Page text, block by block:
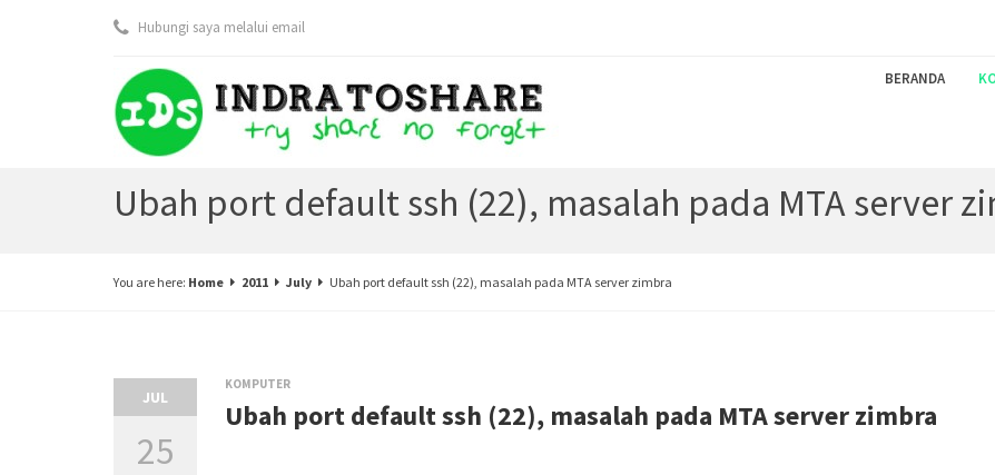
Hubungi saya melalui email
BERANDA
Ubah port default ssh (22), masalah pada MTA server
You are here: Home 2011 July Ubah port default ssh (22), masalah pada MTA server zimbra
JUL
25
KOMPUTER
Ubah port default ssh (22), masalah pada MTA server zimbra